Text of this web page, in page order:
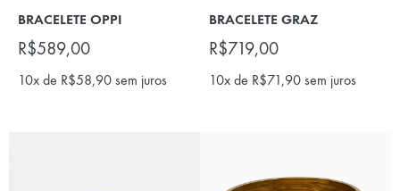
BRACELETE OPPI
R$589,00
10x de R$58,90 sem juros
BRACELETE GRAZ
R$719,00
10x de R$71,90 sem juros